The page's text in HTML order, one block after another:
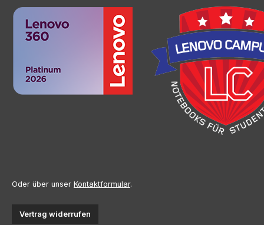
Oder über unser Kontaktformular.
Vertrag widerrufen